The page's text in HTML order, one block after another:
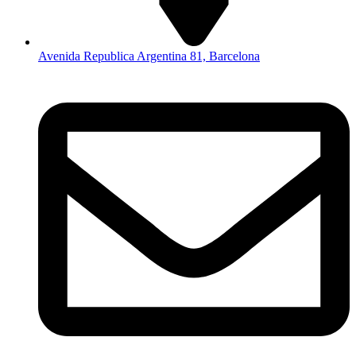
Avenida Republica Argentina 81, Barcelona